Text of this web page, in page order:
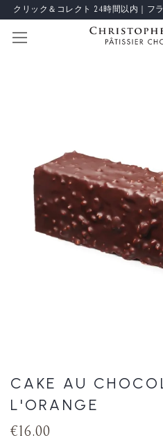
クリック＆コレクト 24時間以内｜フ
CAKE AU
L'ORANGE
€16.00